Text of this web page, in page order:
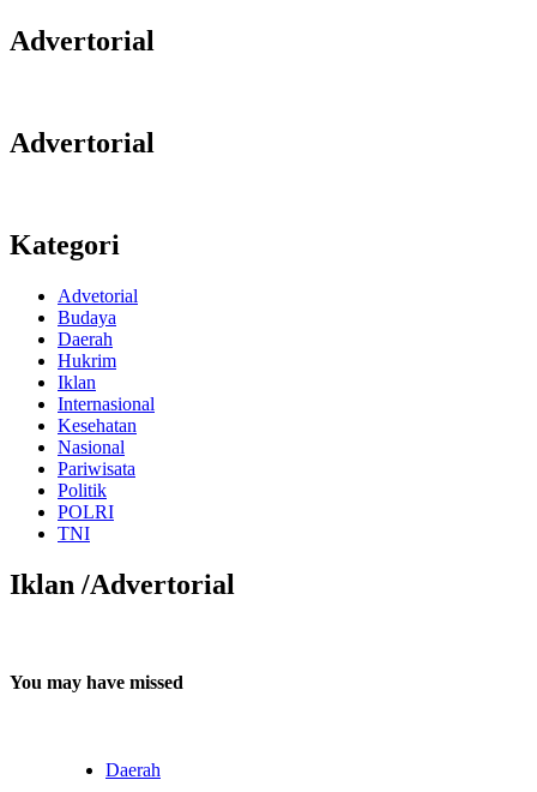
Advertorial
Advertorial
Kategori
Advetorial
Budaya
Daerah
Hukrim
Iklan
Internasional
Kesehatan
Nasional
Pariwisata
Politik
POLRI
TNI
Iklan /Advertorial
You may have missed
Daerah